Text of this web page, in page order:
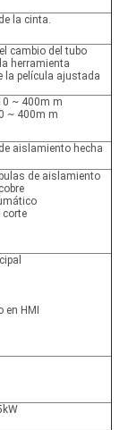
la cinta.
cambio del tubo
herramienta
la película ajustada
~ 400m m
~ 400m m
aislamiento hecha
de aislamiento
corte
HMI